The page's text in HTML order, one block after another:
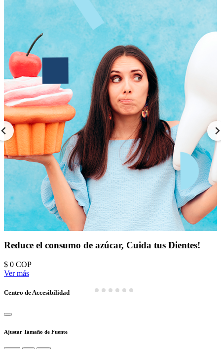
Reduce el consumo de azúcar, Cuida tus Dientes!
$ 0 COP
Ver más
Centro de Accesibilidad
Ajustar Tamaño de Fuente